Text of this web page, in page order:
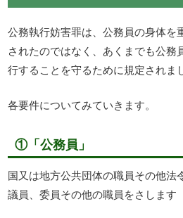
公務執行妨害罪は、公務員の身体を
されたのではなく、あくまでも公務
行することを守るために規定されま
各要件についてみていきます。
①「公務員」
国又は地方公共団体の職員その他法
議員、委員その他の職員をさします